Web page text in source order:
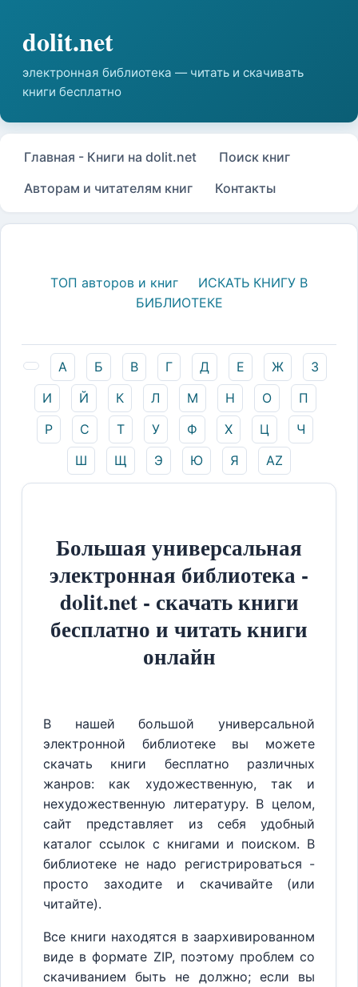
Главная - Книги на dolit.net
Поиск книг
Авторам и читателям книг
Контакты
ТОП авторов и книг
ИСКАТЬ КНИГУ В
БИБЛИОТЕКЕ
А Б В Г Д Е Ж
З
И
Й К Л М Н О
П
Р
С Т У Ф Х Ц
Ч
Ш
Щ Э Ю Я AZ
Большая универсальная
электронная библиотека -
dolit.net - скачать книги
бесплатно и читать книги
онлайн
В нашей большой универсальной
электронной библиотеке вы можете
скачать книги бесплатно различных
жанров: как художественную, так и
нехудожественную литературу. В целом,
сайт представляет из себя удобный
каталог ссылок с книгами и поиском. В
библиотеке не надо регистрироваться -
просто заходите и скачивайте (или
читайте).
Все книги находятся в заархивированном
виде в формате ZIP, поэтому проблем со
скачиванием быть не должно; если вы